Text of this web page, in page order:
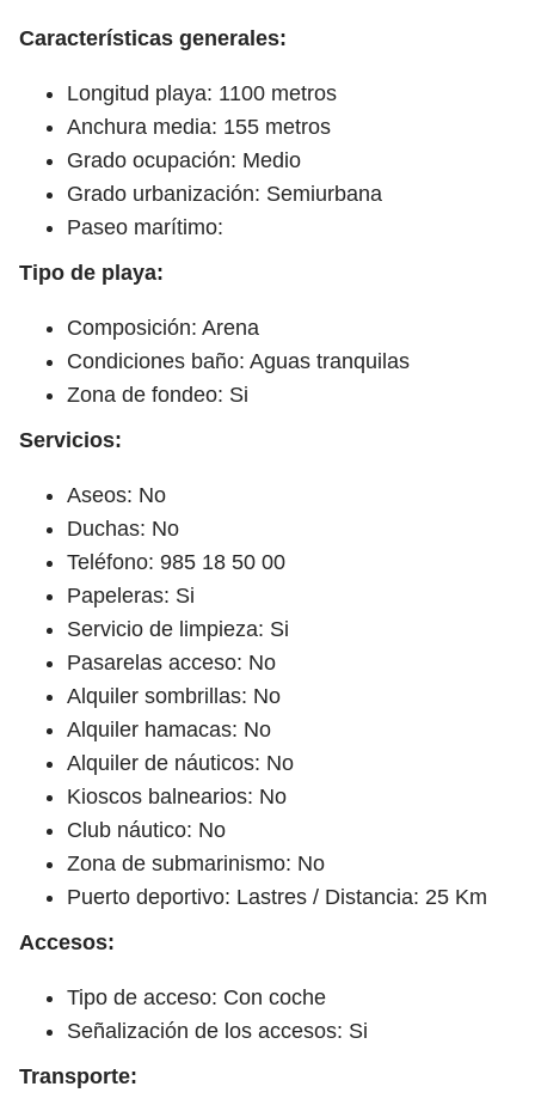
Características generales:
Longitud playa: 1100 metros
Anchura media: 155 metros
Grado ocupación: Medio
Grado urbanización: Semiurbana
Paseo marítimo:
Tipo de playa:
Composición: Arena
Condiciones baño: Aguas tranquilas
Zona de fondeo: Si
Servicios:
Aseos: No
Duchas: No
Teléfono: 985 18 50 00
Papeleras: Si
Servicio de limpieza: Si
Pasarelas acceso: No
Alquiler sombrillas: No
Alquiler hamacas: No
Alquiler de náuticos: No
Kioscos balnearios: No
Club náutico: No
Zona de submarinismo: No
Puerto deportivo: Lastres / Distancia: 25 Km
Accesos:
Tipo de acceso: Con coche
Señalización de los accesos: Si
Transporte: